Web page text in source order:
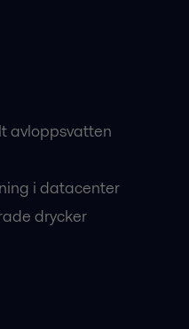
avloppsvatten
i datacenter
drycker